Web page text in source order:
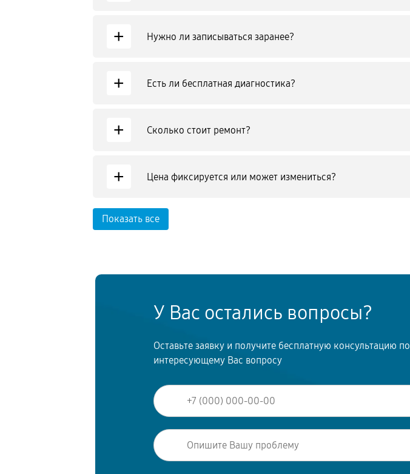
+ Нужно ли записываться заранее?
+ Есть ли бесплатная диагностика?
+ Сколько стоит ремонт?
+ Цена фиксируется или может измениться?
Показать все
У Вас остались вопросы?
Оставьте заявку и получите бесплатную консультацию по
интересующему Вас вопросу